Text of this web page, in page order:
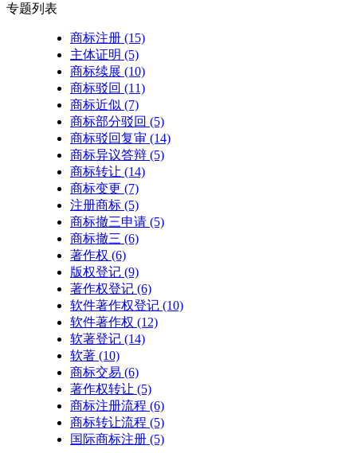
专题列表
商标注册 (15)
主体证明 (5)
商标续展 (10)
商标驳回 (11)
商标近似 (7)
商标部分驳回 (5)
商标驳回复审 (14)
商标异议答辩 (5)
商标转让 (14)
商标变更 (7)
注册商标 (5)
商标撤三申请 (5)
商标撤三 (6)
著作权 (6)
版权登记 (9)
著作权登记 (6)
软件著作权登记 (10)
软件著作权 (12)
软著登记 (14)
软著 (10)
商标交易 (6)
著作权转让 (5)
商标注册流程 (6)
商标转让流程 (5)
国际商标注册 (5)